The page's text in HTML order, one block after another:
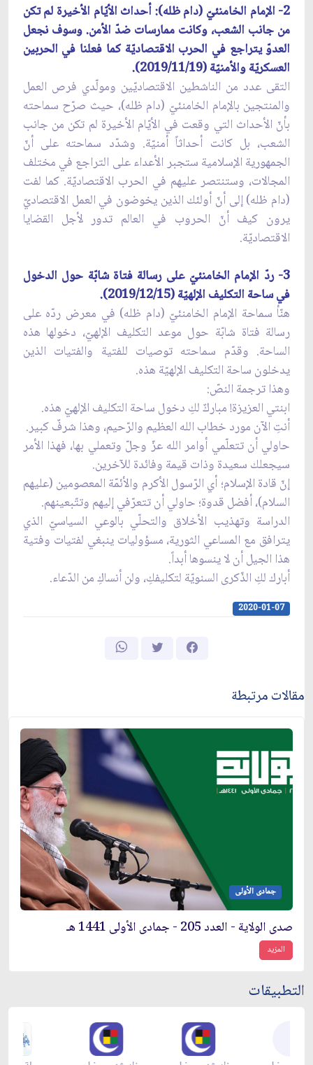
2- الإمام الخامنئيّ (دام ظله): أحداث الأيّام الأخيرة لم تكن
من جانب الشعب، وكانت ممارسات ضدّ الأمن. وسوف نجعل
العدوّ يتراجع في الحرب الاقتصاديّة كما فعلنا في الحربين
العسكريّة والأمنيّة (2019/11/19).
التقى عدد من الناشطين الاقتصاديّين ومولّدي فرص العمل
والمنتجين بالإمام الخامنئيّ (دام ظله)، حيث صرّح سماحته
بأنّ الأحداث التي وقعت في الأيّام الأخيرة لم تكن من جانب
الشعب، بل كانت أحداثاً أمنيّة. وشدّد سماحته على أنّ
الجمهورية الإسلامية ستجبر الأعداء على التراجع في مختلف
المجالات، وستنتصر عليهم في الحرب الاقتصاديّة. كما لفت
(دام ظله) إلى أنّ أولئك الذين يخوضون في العمل الاقتصاديّ
يرون كيف أنّ الحروب في العالم تدور لأجل القضايا
الاقتصاديّة.
3- ردّ الإمام الخامنئيّ على رسالة فتاة شابّة حول الدخول
في ساحة التكليف الإلهيّة (2019/12/15).
هنّأ سماحة الإمام الخامنئيّ (دام ظله) في معرض ردّه على
رسالة فتاة شابّة حول موعد التكليف الإلهيّ، دخولها هذه
الساحة. وقدّم سماحته توصيات للفتية والفتيات الذين
يدخلون ساحة التكليف الإلهيّة هذه.
وهذا ترجمة النصّ:
ابنتي العزيزة! مباركٌ لكِ دخول ساحة التكليف الإلهيّ هذه.
أنتِ الآن مورد خطاب الله العظيم والرّحيم، وهذا شرفٌ كبير.
حاولي أن تتعلّمي أوامر الله عزّ وجلّ وتعملي بها، فهذا الأمر
سيجعلك سعيدة وذات قيمة وفائدة للآخرين.
إنّ قادة الإسلام؛ أي الرّسول الأكرم والأئمّة المعصومين (عليهم
السلام)، أفضل قدوة؛ حاولي أن تتعرّفي إليهم وتتّبعينهم.
الدراسة وتهذيب الأخلاق والتحلّي بالوعي السياسيّ الذي
يترافق مع المساعي الثورية، مسؤوليات ينبغي لفتيات وفتية
هذا الجيل أن لا ينسوها أبداً.
أبارك لكِ الذّكرى السنويّة لتكليفكِ، ولن أنساكِ من الدّعاء.
2020-01-07
مقالات مرتبطة
جمادى الأولى
صدى الولاية - العدد 205 - جمادى الأولى 1441 هـ
المزيد
التطبيقات